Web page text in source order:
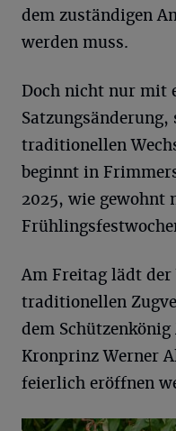
dem zuständigen
werden muss.
Doch nicht nur mit
traditionellen
beginnt in
2025, wie gewohnt
Am Freitag lädt
traditionellen
dem
Kronprinz Werner
feierlich eröffnen